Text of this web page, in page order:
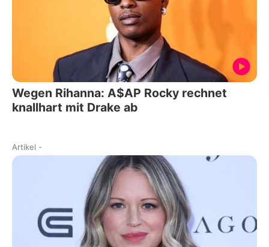
Wegen Rihanna: A$AP Rocky rechnet
knallhart mit Drake ab
Artikel -